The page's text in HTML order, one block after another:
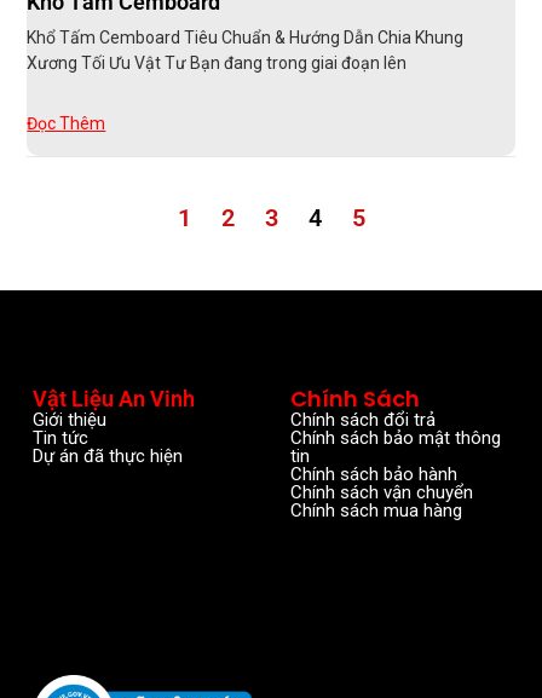
Khổ Tấm Cemboard Tiêu Chuẩn & Hướng Dẫn Chia Khung
Xương Tối Ưu Vật Tư Bạn đang trong giai đoạn lên
Đọc Thêm
1 2 3 4 5
Vật Liệu An Vinh
Giới thiệu
Tin tức
Dự án đã thực hiện
Chính Sách
Chính sách đổi trả
Chính sách bảo mật thông
tin
Chính sách bảo hành
Chính sách vận chuyển
Chính sách mua hàng